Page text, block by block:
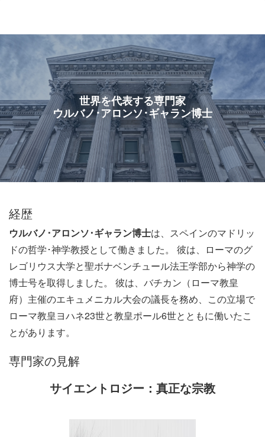
メ
ュ
世界を代表する専門家
ウルバノ･アロンソ･ギャラン博士
経歴
ウルバノ･アロンソ･ギャラン博士は、スペインのマドリッ
ドの哲学･神学教授として働きました。 彼は、ローマのグ
レゴリウス大学と聖ボナベンチュール法王学部から神学の
博士号を取得しました。
彼は、バチカン（ローマ教皇
府）主催のエキュメニカル大会の議長を務め、この立場で
ローマ教皇ヨハネ23世と教皇ポール6世とともに働いたこ
とがあります。
専門家の見解
サイエントロジー：真正な宗教